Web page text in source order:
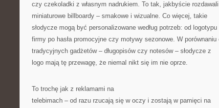
czy czekoladki z własnym nadrukiem. To tak, jakbyście rozdawali
miniaturowe billboardy – smakowe i wizualne. Co więcej, takie
słodycze mogą być personalizowane według potrzeb: od logotypu
firmy po hasła promocyjne czy motywy sezonowe. W porównaniu
tradycyjnych gadżetów – długopisów czy notesów – słodycze z
logo mają tę przewagę, że niemal nikt się im nie oprze.
To trochę jak z reklamami na
telebimach – od razu rzucają się w oczy i zostają w pamięci na